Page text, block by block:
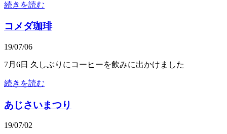
続きを読む
コメダ珈琲
19/07/06
7月6日 久しぶりにコーヒーを飲みに出かけました
続きを読む
あじさいまつり
19/07/02